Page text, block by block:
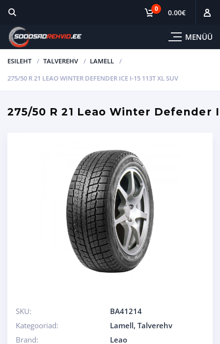
MENÜÜ
0 0.00€
ESILEHT TALVEREHV
LAMELL
275/50 R 21 LEAO WINTER DEFENDER ICE I-15 113T XL SUV
275/50 R 21 Leao Winter Defender
SKU:
BA41214
Kategooriad:
Lamell, Talverehv
Brand:
Leao